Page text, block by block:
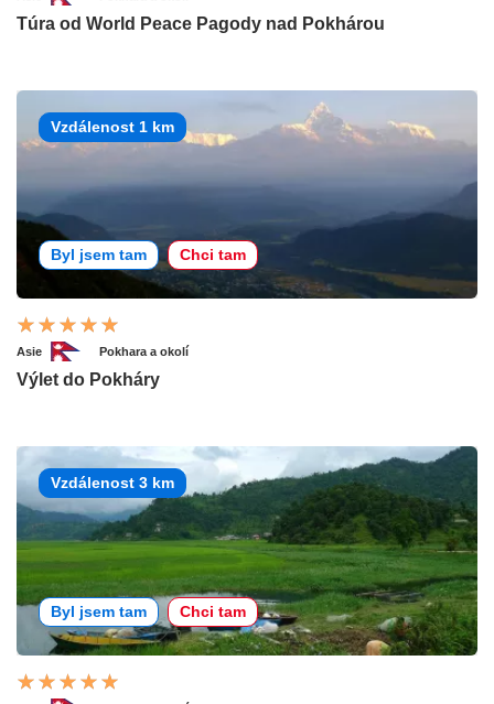
Túra od World Peace Pagody nad Pokhárou
Vzdálenost 1 km
Byl jsem tam Chci tam
Asie Pokhara a okolí
Výlet do Pokháry
Vzdálenost 3 km
Byl jsem tam Chci tam